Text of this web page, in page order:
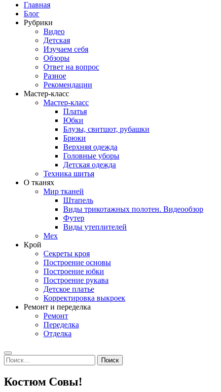
Главная
Блог
Рубрики
Видео
Детская
Изучаем себя
Обзоры
Ответ на вопрос
Разное
Рекомендации
Мастер-класс
Мастер-класс
Платья
Юбки
Блузы, свитшот, рубашки
Брюки
Верхняя одежда
Головные уборы
Детская одежда
Техника шитья
О тканях
Мир тканей
Штапель
Виды трикотажных полотен. Видеообзор
Футер
Виды утеплителей
Мех
Крой
Секреты кроя
Построение основы
Построение юбки
Построение рукава
Детское платье
Корректировка выкроек
Ремонт и переделка
Ремонт
Переделка
Отделка
Search
Найти:
Костюм Совы!